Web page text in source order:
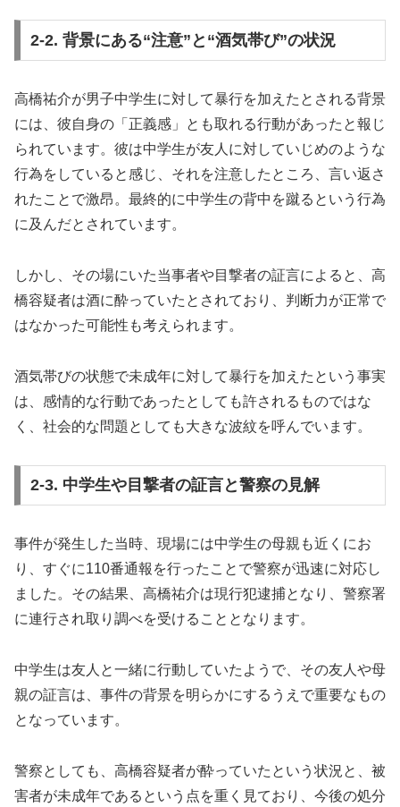
2-2. 背景にある“注意”と“酒気帯び”の状況
高橋祐介が男子中学生に対して暴行を加えたとされる背景
には、彼自身の「正義感」とも取れる行動があったと報じ
られています。彼は中学生が友人に対していじめのような
行為をしていると感じ、それを注意したところ、言い返さ
れたことで激昂。最終的に中学生の背中を蹴るという行為
に及んだとされています。
しかし、その場にいた当事者や目撃者の証言によると、高
橋容疑者は酒に酔っていたとされており、判断力が正常で
はなかった可能性も考えられます。
酒気帯びの状態で未成年に対して暴行を加えたという事実
は、感情的な行動であったとしても許されるものではな
く、社会的な問題としても大きな波紋を呼んでいます。
2-3. 中学生や目撃者の証言と警察の見解
事件が発生した当時、現場には中学生の母親も近くにお
り、すぐに110番通報を行ったことで警察が迅速に対応し
ました。その結果、高橋祐介は現行犯逮捕となり、警察署
に連行され取り調べを受けることとなります。
中学生は友人と一緒に行動していたようで、その友人や母
親の証言は、事件の背景を明らかにするうえで重要なもの
となっています。
警察としても、高橋容疑者が酔っていたという状況と、被
害者が未成年であるという点を重く見ており、今後の処分